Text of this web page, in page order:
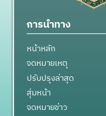
การนำทาง
หน้าหลัก
จดหมายเหตุ
ปรับปรุงล่าสุด
สุ่มหน้า
จดหมายข่าว